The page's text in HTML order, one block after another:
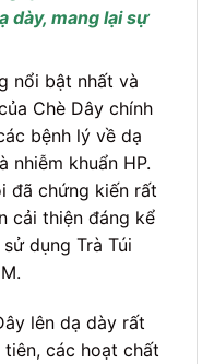
dày, mang lại sự
nổi bật nhất và
Chè Dây chính
bệnh lý về dạ
nhiễm khuẩn HP.
đã chứng kiến rất
cải thiện đáng kể
dụng Trà Túi
lên dạ dày rất
các hoạt chất